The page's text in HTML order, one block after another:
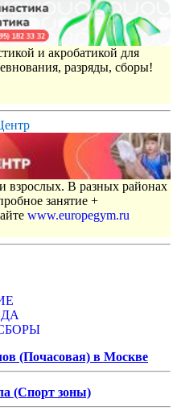
и акробатикой для
разряды, сборы!
взрослых. В разных районах
занятие +
www.europegym.ru
(Почасовая) в Москве
(Спорт зоны)